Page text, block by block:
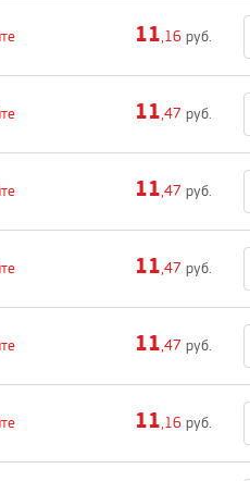
11,16 руб.
11,47 руб.
11,47 руб.
11,47 руб.
11,47 руб.
11,16 руб.